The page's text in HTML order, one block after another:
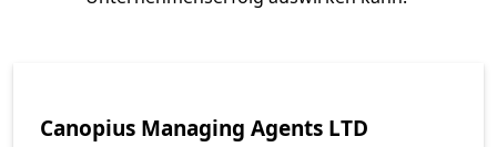
Canopius Managing Agents LTD